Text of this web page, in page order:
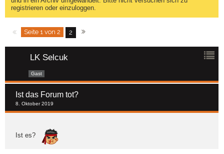
registrieren oder einzuloggen.
Seite 1 von 2 2
LK Selcuk
Gast
Ist das Forum tot?
8. Oktober 2019
Ist es?